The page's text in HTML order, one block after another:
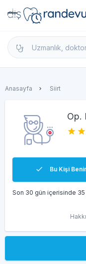
dishekimleri.net -
Anasayfa Siirt
Op.
Bu Kişi
Son 30 gün içerisinde